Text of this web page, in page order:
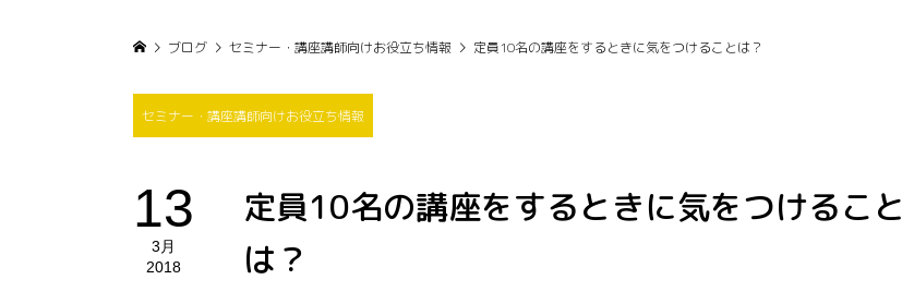
ブログ セミナー・講座講師向けお役立ち情報 定員10名の講座をするときに気をつけることは？
セミナー・講座講師向けお役立ち情報
13
3月
2018
定員10名の講座をするときに気をつけること
は？